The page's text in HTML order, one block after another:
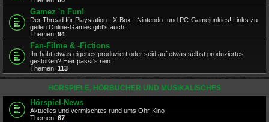
Gamez 'n Fun!
Der Thread für Playstation-, X-Box-, Nintendo- und PC-Gamejunkies! Links zu
geilen Online-Games gibt's auch.
Themen: 94
Fan-Filme & -Fictions
Ihr habt etwas eigenes produziert oder seid auf etwas selbst produziertes
gestoßen? Hier passt's rein.
Themen: 113
HÖRSPIELE, HÖRBÜCHER UND MUSIKALISCHES
Hörspiel-News
Aktuelles und vermischtes rund ums Ohr-Kino
Themen: 67